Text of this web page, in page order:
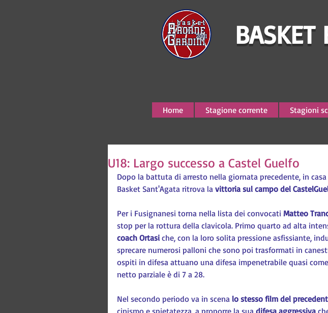
BASKET
Home Stagione corrente Stagioni
U18: Largo successo a Castel Guelfo
Dopo la battuta di arresto nella giornata precedente, in
Basket Sant'Agata ritrova la vittoria sul campo del
Per i Fusignanesi torna nella lista dei convocati Matteo
stop per la rottura della clavicola. Primo quarto ad alta
coach Ortasi che, con la loro solita pressione asfissiante,
sprecare numerosi palloni che sono poi trasformati in
ospiti in difesa attuano una difesa impenetrabile quasi
netto parziale è di 7 a 28.
Nel secondo periodo va in scena lo stesso film del
cinismo e spietatezza, a proporre la sua difesa aggressiva